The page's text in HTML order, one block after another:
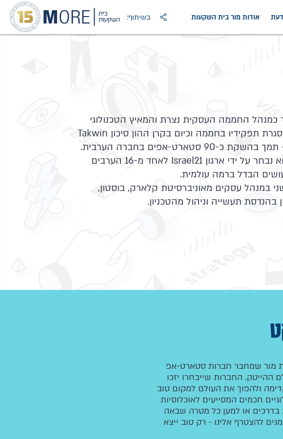
אודות מור בית השקעות בשיתוף:
החממה העסקית נצרת והמאיץ הטכנולוגי
הייבריד; במסגרת תפקידיו בחממה וכיום בקרן ההון סיכון Takwin
Ventures - תמך בהשקת כ-90 סטארט-אפים בחברה הערבית.
לאחרונה הוא נבחר על ידי ארגון Israel21 לאחד מ-16 הערבים
הבדל ברמה עולמית.
במנהל עסקים מאוניברסיטת קלארק, בוסטון,
בהנדסת תעשייה וניהול מהטכניון.
מור שמחבר חברות סטארט-אפ
ההייטק. החברות שייבחרו יזכו
ולהפוך את העולם למקום טוב
חכמים המסייעים לאוכלוסיות
בדרכים או למען כל מטרה שבאה
להצטרף אלינו - רק טוב ייצא